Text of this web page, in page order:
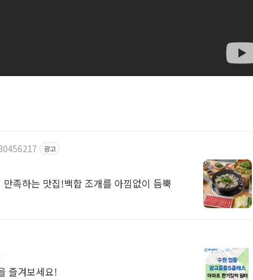
광고
족하는 맛집!백합 조개를 아낌없이 듬뿍
즐겨보세요!